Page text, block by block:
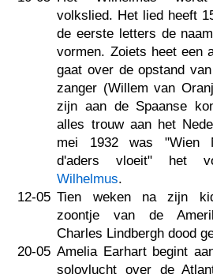
volkslied. Het lied heeft
de eerste letters de
vormen. Zoiets heet een
gaat over de opstand
zanger (Willem van
zijn aan de Spaanse
alles trouw aan het
mei 1932 was "Wien
d'aders vloeit" het
Wilhelmus.
12-05 Tien weken na zijn
zoontje van de
Charles Lindbergh dood
20-05 Amelia Earhart begint
solovlucht over de